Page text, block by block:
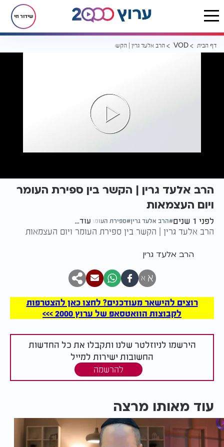
שידור חי
דף הבית VOD הרב אלעד גרין | הקשר בין ספירת העומר ויום העצמאות
הרב אלעד גרין | הקשר בין ספירת העומר
ויום העצמאות
לפני 1 שנים הרב אלעד גרין ספירת העומר עוד...
הרב אלעד גרין | הקשר בין ספירת העומר ויום העצמאות
הרב אלעד גרין
א א
רוצים להישאר מעודכנים? לחצו כאן להצטרפות
לקבוצות הוואטסאפ של ערוץ 2000 >>>
הירשמו לניוזלטר שלנו ותקבלו את כל החדשות
החשובות ישירות למייל
להרשמה
עוד מאותו מרצה